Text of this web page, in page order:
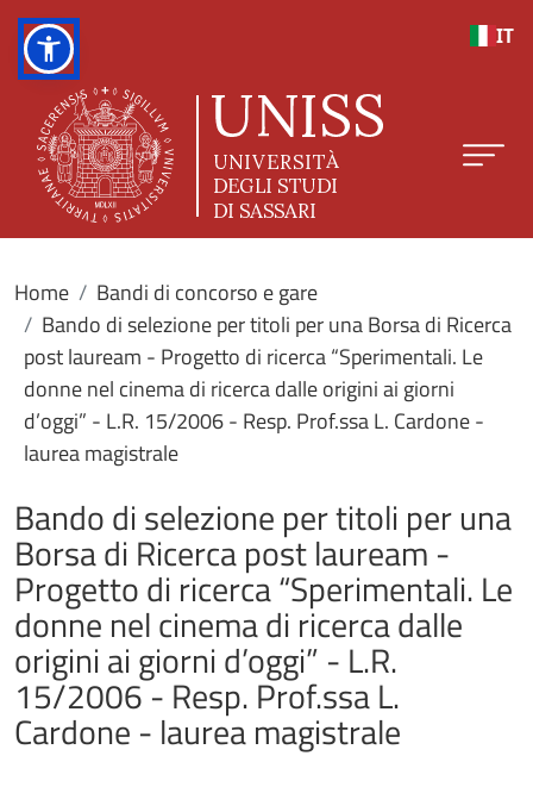
IT
Home
Bandi di concorso e gare
Bando di selezione per titoli per una Borsa di Ricerca
post lauream - Progetto di ricerca “Sperimentali. Le
donne nel cinema di ricerca dalle origini ai giorni
d’oggi” - L.R. 15/2006 - Resp. Prof.ssa L. Cardone -
laurea magistrale
Bando di selezione per titoli per una
Borsa di Ricerca post lauream -
Progetto di ricerca “Sperimentali. Le
donne nel cinema di ricerca dalle
origini ai giorni d’oggi” - L.R.
15/2006 - Resp. Prof.ssa L.
Cardone - laurea magistrale